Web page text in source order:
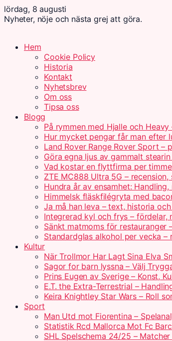
lördag, 8 augusti
Nyheter, nöje och nästa grej att göra.
Hem
Cookie Policy
Historia
Kontakt
Nyhetsbrev
Om oss
Tipsa oss
Blogg
På rymmen med Hjalle och Heavy
Hur mycket pengar får man efter
Land Rover Range Rover Sport
Göra egna ljus av gammalt
Vad kostar en flyttfirma per
ZTE MC888 Ultra 5G –
Hundra år av ensamhet:
Himmelsk fläskfilégryta med
Ja må han leva – text, historia
Integrerad kyl och frys – fördelar,
Sänkt matmoms för restauranger
Standardglas alkohol per vecka
Kultur
När Trollmor Har Lagt Sina Elva
Sagor for barn lyssna – Välj
Prins Eugen av Sverige – Konst,
E.T. the Extra-Terrestrial –
Keira Knightley Star Wars – Roll
Sport
Man Utd mot Fiorentina –
Statistik Rcd Mallorca Mot Fc
SHL Spelschema 24/25 –